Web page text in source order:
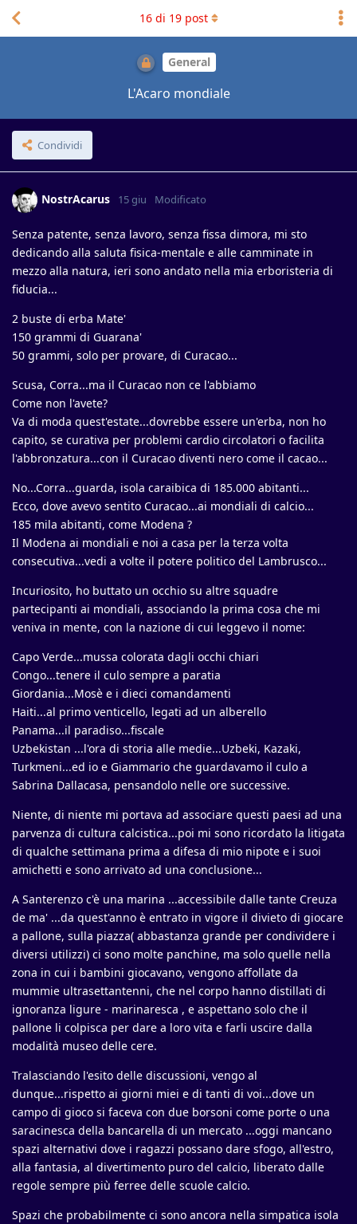
General
L'Acaro mondiale
Condividi
16di 19post
NostrAcarus 15 giu Modificato
Senza patente, senza lavoro, senza fissa dimora, mi sto
dedicando alla saluta fisica-mentale e alle camminate in
mezzo alla natura, ieri sono andato nella mia erboristeria di
fiducia...
2 buste di erba Mate'
150 grammi di Guarana'
50 grammi, solo per provare, di Curacao...
Scusa, Corra...ma il Curacao non ce l'abbiamo
Come non l'avete?
Va di moda quest'estate...dovrebbe essere un'erba, non ho
capito, se curativa per problemi cardio circolatori o facilita
l'abbronzatura...con il Curacao diventi nero come il cacao...
No...Corra...guarda, isola caraibica di 185.000 abitanti...
Ecco, dove avevo sentito Curacao...ai mondiali di calcio...
185 mila abitanti, come Modena ?
Il Modena ai mondiali e noi a casa per la terza volta
consecutiva...vedi a volte il potere politico del Lambrusco...
Incuriosito, ho buttato un occhio su altre squadre
partecipanti ai mondiali, associando la prima cosa che mi
veniva in mente, con la nazione di cui leggevo il nome:
Capo Verde...mussa colorata dagli occhi chiari
Congo...tenere il culo sempre a paratia
Giordania...Mosè e i dieci comandamenti
Haiti...al primo venticello, legati ad un alberello
Panama...il paradiso...fiscale
Uzbekistan ...l'ora di storia alle medie...Uzbeki, Kazaki,
Turkmeni...ed io e Giammario che guardavamo il culo a
Sabrina Dallacasa, pensandolo nelle ore successive.
Niente, di niente mi portava ad associare questi paesi ad una
parvenza di cultura calcistica...poi mi sono ricordato la litigata
di qualche settimana prima a difesa di mio nipote e i suoi
amichetti e sono arrivato ad una conclusione...
A Santerenzo c'è una marina ...accessibile dalle tante Creuza
de ma' ...da quest'anno è entrato in vigore il divieto di giocare
a pallone, sulla piazza( abbastanza grande per condividere i
diversi utilizzi) ci sono molte panchine, ma solo quelle nella
zona in cui i bambini giocavano, vengono affollate da
mummie ultrasettantenni, che nel corpo hanno distillati di
ignoranza ligure - marinaresca , e aspettano solo che il
pallone li colpisca per dare a loro vita e farli uscire dalla
modalità museo delle cere.
Tralasciando l'esito delle discussioni, vengo al
dunque...rispetto ai giorni miei e di tanti di voi...dove un
campo di gioco si faceva con due borsoni come porte o una
saracinesca della bancarella di un mercato ...oggi mancano
spazi alternativi dove i ragazzi possano dare sfogo, all'estro,
alla fantasia, al divertimento puro del calcio, liberato dalle
regole sempre più ferree delle scuole calcio.
Spazi che probabilmente ci sono ancora nella simpatica isola